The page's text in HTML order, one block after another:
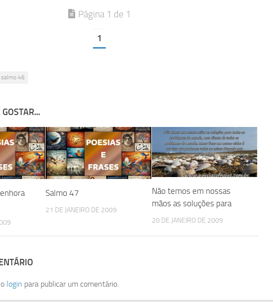
Página 1 de 1
1
salmo 46
Salmo 47
21 DE JANEIRO DE 2009
Não temos em nossas
mãos as soluções para
20 DE JANEIRO DE 2009
login para publicar um comentário.